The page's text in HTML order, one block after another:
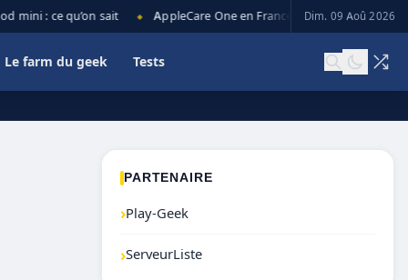
: ce qu’on sait AppleCare One en France : prix, couverture et
Dim. 09 Aoû 2026
Le farm du geek Tests
PARTENAIRE
›Play-Geek
›ServeurListe